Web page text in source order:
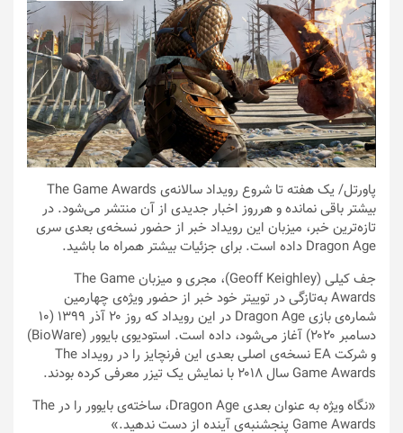
پاورتل
/ یک هفته تا شروع رویداد سالانه‌ی The Game Awards
بیشتر باقی نمانده و هرروز اخبار جدیدی از آن منتشر می‌شود. در
تازه‌ترین خبر، میزبان این رویداد خبر از حضور نسخه‌ی بعدی سری
Dragon Age داده است. برای جزئیات بیشتر همراه ما باشید.
جف کیلی (Geoff Keighley)، مجری و میزبان The Game
Awards به‌تازگی در توییتر خود خبر از حضور ویژه‌ی چهارمین
شماره‌ی بازی Dragon Age در این رویداد که روز ۲۰ آذر ۱۳۹۹ (۱۰
دسامبر ۲۰۲۰) آغاز می‌شود، داده است. استودیوی بایوور (BioWare)
و شرکت EA نسخه‌ی اصلی بعدی این فرنچایز را در رویداد The
Game Awards‌ سال ۲۰۱۸ با نمایش یک تیزر معرفی کرده بودند.
«نگاه ویژه به عنوان بعدی Dragon Age، ساخته‌ی بایوور را در The
Game Awards پنجشنبه‌ی آینده از دست ندهید.»